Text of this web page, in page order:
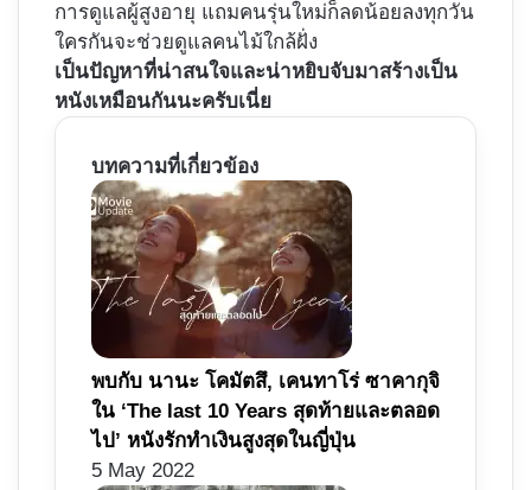
การดูแลผู้สูงอายุ แถมคนรุ่นใหม่ก็ลดน้อยลงทุกวัน
ใครกันจะช่วยดูแลคนไม้ใกล้ฝั่ง
เป็นปัญหาที่น่าสนใจและน่าหยิบจับมาสร้างเป็น
หนังเหมือนกันนะครับเนี่ย
บทความที่เกี่ยวข้อง
พบกับ นานะ โคมัตสึ, เคนทาโร่ ซาคากุจิ
ใน ‘The last 10 Years สุดท้ายและตลอด
ไป’ หนังรักทำเงินสูงสุดในญี่ปุ่น
5 May 2022